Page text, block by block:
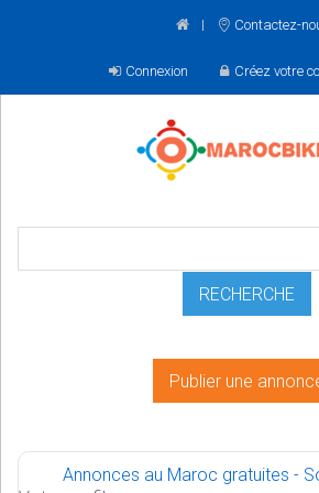
Contactez-
Connexion Créez votre
Publier une
Annonces au Maroc gratuites -